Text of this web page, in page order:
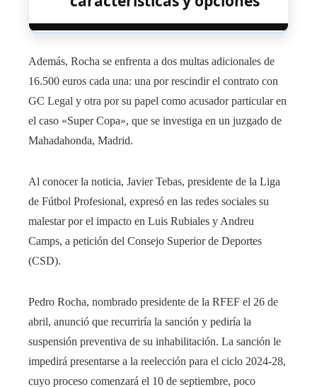
Además, Rocha se enfrenta a dos multas adicionales de
16.500 euros cada una: una por rescindir el contrato con
GC Legal y otra por su papel como acusador particular en
el caso «Super Copa», que se investiga en un juzgado de
Mahadahonda, Madrid.
Al conocer la noticia, Javier Tebas, presidente de la Liga
de Fútbol Profesional, expresó en las redes sociales su
malestar por el impacto en Luis Rubiales y Andreu
Camps, a petición del Consejo Superior de Deportes
(CSD).
Pedro Rocha, nombrado presidente de la RFEF el 26 de
abril, anunció que recurriría la sanción y pediría la
suspensión preventiva de su inhabilitación. La sanción le
impedirá presentarse a la reelección para el ciclo 2024-28,
cuyo proceso comenzará el 10 de septiembre, poco